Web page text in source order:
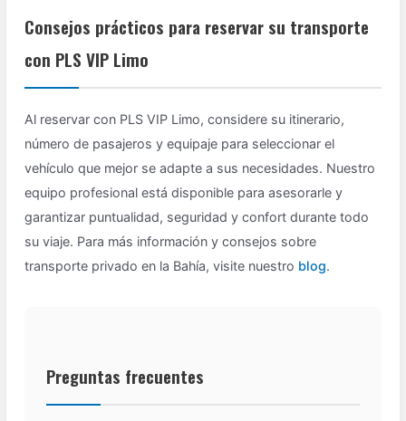
Consejos prácticos para reservar su transporte
con PLS VIP Limo
Al reservar con PLS VIP Limo, considere su itinerario,
número de pasajeros y equipaje para seleccionar el
vehículo que mejor se adapte a sus necesidades. Nuestro
equipo profesional está disponible para asesorarle y
garantizar puntualidad, seguridad y confort durante todo
su viaje. Para más información y consejos sobre
transporte privado en la Bahía, visite nuestro blog.
Preguntas frecuentes